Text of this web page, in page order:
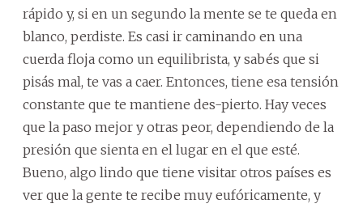
rápido y, si en un segundo la mente se te queda en
blanco, perdiste. Es casi ir caminando en una
cuerda floja como un equilibrista, y sabés que si
pisás mal, te vas a caer. Entonces, tiene esa tensión
constante que te mantiene des-pierto. Hay veces
que la paso mejor y otras peor, dependiendo de la
presión que sienta en el lugar en el que esté.
Bueno, algo lindo que tiene visitar otros países es
ver que la gente te recibe muy eufóricamente, y